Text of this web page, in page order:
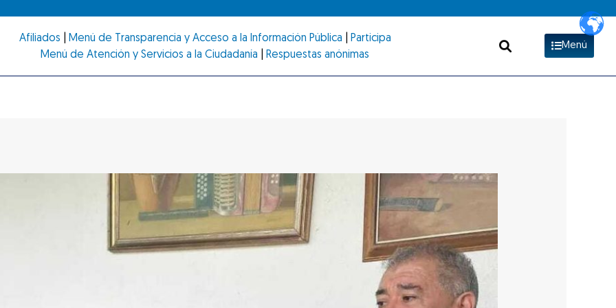
Afiliados Menú de Transparencia y Acceso a la Información Pública
Participa
Menú de Atención y Servicios a la Ciudadanía
Respuestas anónimas
Menú